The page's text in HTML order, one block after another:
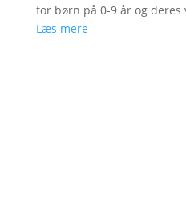
for børn på 0-9 år og deres
Læs mere